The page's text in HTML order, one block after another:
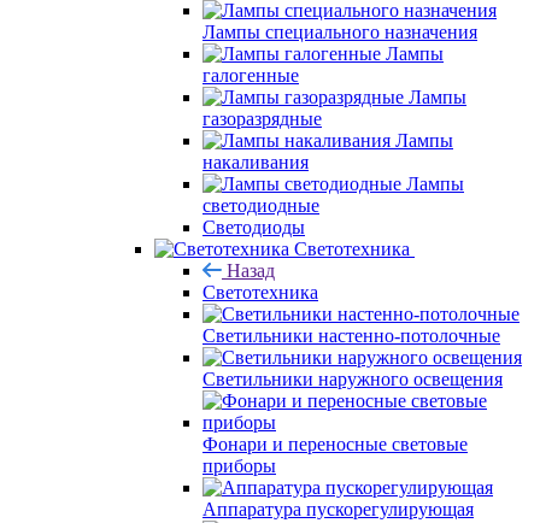
Лампы специального назначения
Лампы
галогенные
Лампы
газоразрядные
Лампы
накаливания
Лампы
светодиодные
Светодиоды
Светотехника
Назад
Светотехника
Светильники настенно-потолочные
Светильники наружного освещения
Фонари и переносные световые
приборы
Аппаратура пускорегулирующая